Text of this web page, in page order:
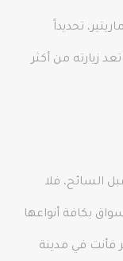
تحديداً
زيارته من أكثر
السائح، فلا
بكافة أنواعها
فأنت في مدينة